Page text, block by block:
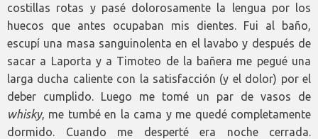
costillas rotas y pasé dolorosamente la lengua por los
huecos que antes ocupaban mis dientes. Fui al baño,
escupí una masa sanguinolenta en el lavabo y después de
sacar a Laporta y a Timoteo de la bañera me pegué una
larga ducha caliente con la satisfacción (y el dolor) por el
deber cumplido. Luego me tomé un par de vasos de
whisky, me tumbé en la cama y me quedé completamente
dormido. Cuando me desperté era noche cerrada.